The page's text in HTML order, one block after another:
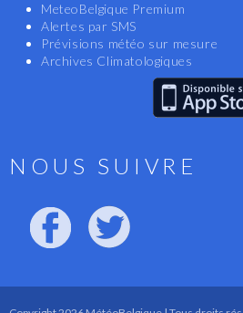
MeteoBelgique Premium
Alertes par SMS
Prévisions météo sur mesure
Archives Climatologiques
NOUS SUIVRE